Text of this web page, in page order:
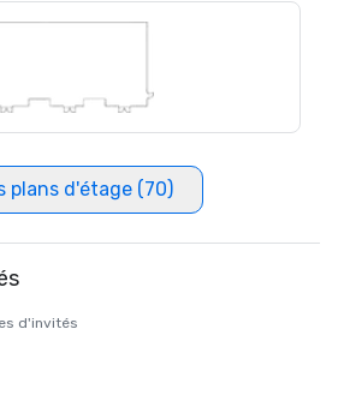
plans d'étage (70)
d'invités